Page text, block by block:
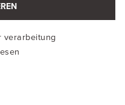
verarbeitung